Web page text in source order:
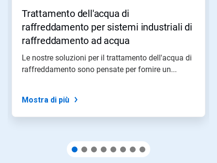
navigare,
oppure
direttamente
puntini
slide.
Trattamento dell'acqua di
raffreddamento per sistemi industriali di
raffreddamento ad acqua
Le nostre soluzioni per il trattamento dell'acqua di
raffreddamento sono pensate per fornire un...
Mostra di più